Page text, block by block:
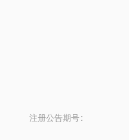
注册公告期号